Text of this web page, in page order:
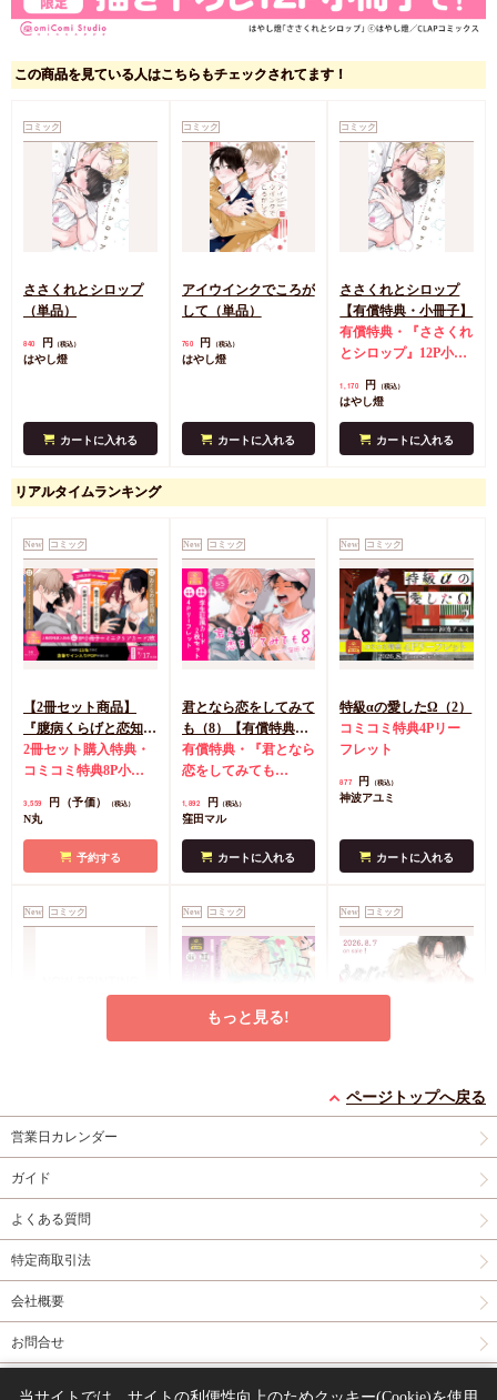
この商品を見ている人はこちらもチェックされてます！
コミック
ささくれとシロップ
（単品）
840 円 （税込）
はやし燈
カートに入れる
コミック
アイウインクでころが
して（単品）
760 円 （税込）
はやし燈
カートに入れる
コミック
ささくれとシロップ
【有償特典・小冊子】
有償特典・『ささくれ
とシロップ』12P小冊
1,170 円 （税込）
はやし燈
カートに入れる
リアルタイムランキング
New コミック
【2冊セット商品】
『臆病くらげと恋知ら
ず【有償】+柴崎さん
のケモノみち【有
約キャンペーン(抽■
2冊セット購入特典・
コミコミ特典8P小冊
2枚
有償特典・『臆病
となの公式同人誌
償特典・『柴崎さんの
アクリルカードキーホ
店舗共通特典ペ
3,559 円（予価） （税込）
N丸
予約する
New コミック
君となら恋をしてみて
も（8）【有償特典・
学生証風カード2枚セ
ット】
有償特典・『君となら
恋をしてみても
ド2枚セット
1,892 円 （税込）
窪田マル
カートに入れる
New コミック
特級αの愛したΩ（2）
コミコミ特典4Pリー
フレット
877 円 （税込）
神波アユミ
カートに入れる
New コミック
小冊子＋箔押しA5ア
クリルボード】
有償特典・『エンドロ
ールは地獄まで
（3）』小冊子 有償特
典・『エンドロールは
地獄まで（3）』箔押
しA5アクリルボード
コミコミ特典8P小冊
子 コミコミ特典雑誌
風A5イラストカード
3,894
三ツ星しずく
予約する
New コミック
有償特典・『シュガー
コミコミ特典4Pリー
典ミニイラストカード
New コミック
特典・小冊子】
有償特典・『うなじに
New コミック New コミック New コミック
もっと見る!
ページトップへ戻る
営業日カレンダー
ガイド
よくある質問
特定商取引法
会社概要
お問合せ